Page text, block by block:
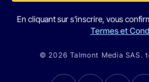
En cliquant sur s'inscrire, vous
Termes et
© 2026 Talmont Media SAS.